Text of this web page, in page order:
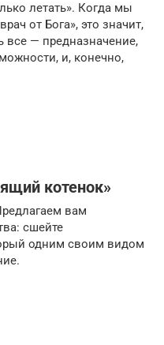
летать». Когда мы
от Бога», это значит,
все — предназначение,
и, конечно,
котенок»
вам
сшейте
одним своим видом